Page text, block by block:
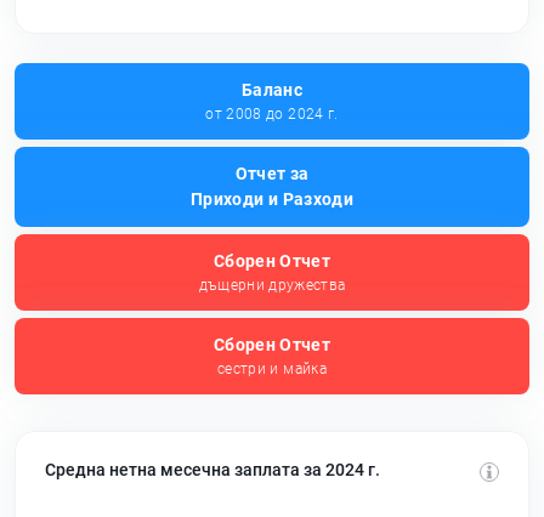
Баланс
от 2008 до 2024 г.
Отчет за
Приходи и Разходи
Сборен Отчет
дъщерни дружества
Сборен Отчет
сестри и майка
Средна нетна месечна заплата за 2024 г.